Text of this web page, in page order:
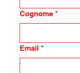
Cognome *
Email *